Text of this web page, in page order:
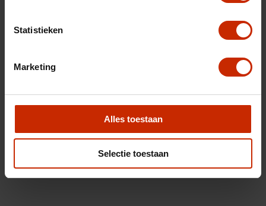
Statistieken
Marketing
Alles toestaan
Selectie toestaan